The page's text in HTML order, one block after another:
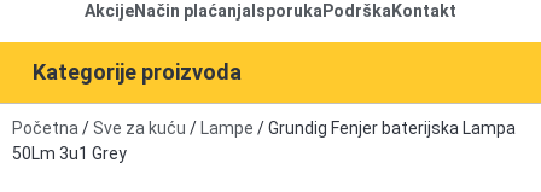
Kategorije proizvoda
AkcijeNačin plaćanja Isporuka Podrška Kontakt
Početna / Sve za kuću / Lampe / Grundig Fenjer baterijska Lampa
50Lm 3u1 Grey